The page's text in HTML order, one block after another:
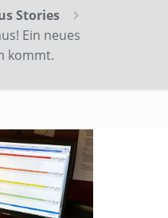
Stories
Ein neues
kommt.